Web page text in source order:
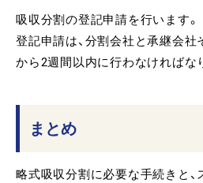
吸収分割の登記申請を行います。
登記申請は、分割会社と承継会社
から2週間以内に行わなければなり
まとめ
略式吸収分割に必要な手続きと